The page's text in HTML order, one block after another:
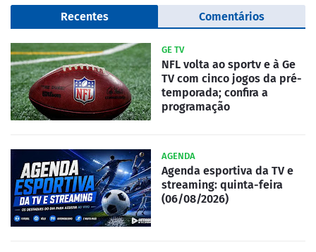
Recentes Comentários
GE TV
NFL volta ao sportv e à Ge
TV com cinco jogos da pré-
temporada; confira a
programação
AGENDA
Agenda esportiva da TV e
streaming: quinta-feira
(06/08/2026)